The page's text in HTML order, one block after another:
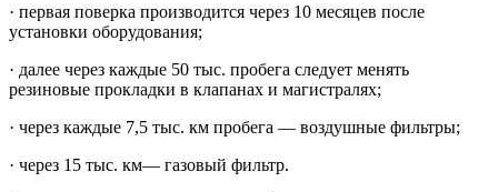
· первая поверка производится через 10 месяцев после
установки оборудования;
· далее через каждые 50 тыс. пробега следует менять
резиновые прокладки в клапанах и магистралях;
· через каждые 7,5 тыс. км пробега — воздушные фильтры;
· через 15 тыс. км— газовый фильтр.